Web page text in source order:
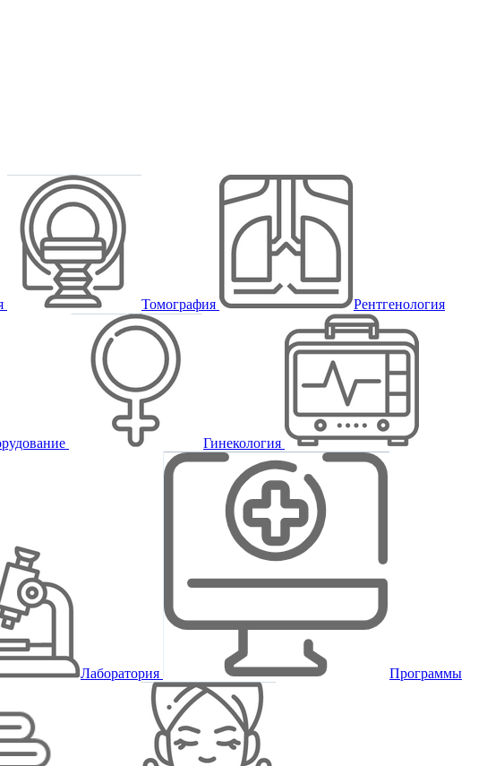
Томография Рентгенология
Гинекология
Лаборатория Программы